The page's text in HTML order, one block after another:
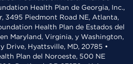
Health Plan de Georgia, Inc.,
3495 Piedmont Road NE, Atlanta,
Health Plan de Estados del
Maryland, Virginia, y Washington,
Drive, Hyattsville, MD, 20785 •
Plan del Noroeste, 500 NE